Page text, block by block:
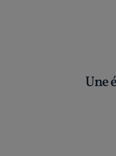
Une